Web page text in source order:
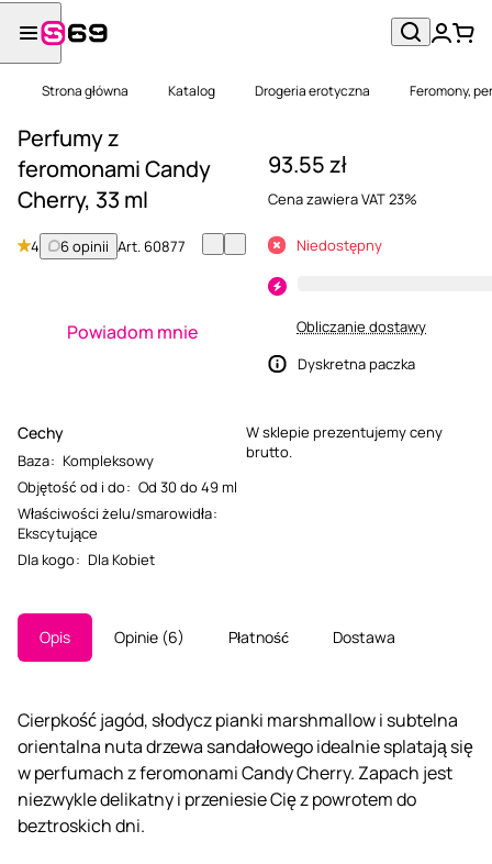
Strona główna Katalog Drogeria erotyczna Feromony,
Perfumy z
feromonami Candy
Cherry, 33 ml
4 6 opinii Art.60877
Powiadom mnie
Cechy
Baza: Kompleksowy
Objętość od i do: Od 30 do 49 ml
Właściwości żelu/smarowidła:
Ekscytujące
Dla kogo: Dla Kobiet
93.55 zł
Cena zawiera VAT 23%
Niedostępny
Obliczanie dostawy
Dyskretna paczka
W sklepie prezentujemy ceny
brutto.
Opis Opinie 6 Płatność Dostawa
Cierpkość jagód, słodycz pianki marshmallow i subtelna
orientalna nuta drzewa sandałowego idealnie splatają się
w perfumach z feromonami Candy Cherry. Zapach jest
niezwykle delikatny i przeniesie Cię z powrotem do
beztroskich dni.